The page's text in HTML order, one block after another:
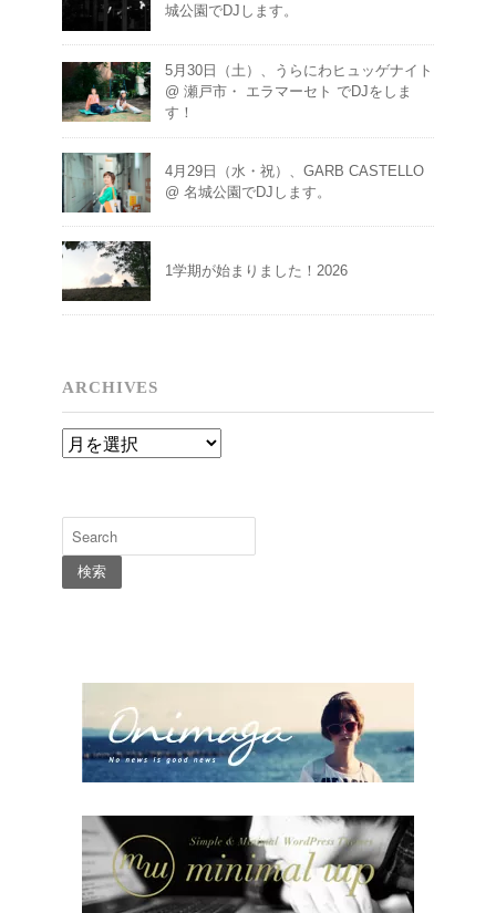
城公園でDJします。
5月30日（土）、うらにわヒュッゲナイト
@ 瀬戸市・ エラマーセト でDJをしま
す！
4月29日（水・祝）、GARB CASTELLO
@ 名城公園でDJします。
1学期が始まりました！2026
ARCHIVES
ARCHIVES
検索